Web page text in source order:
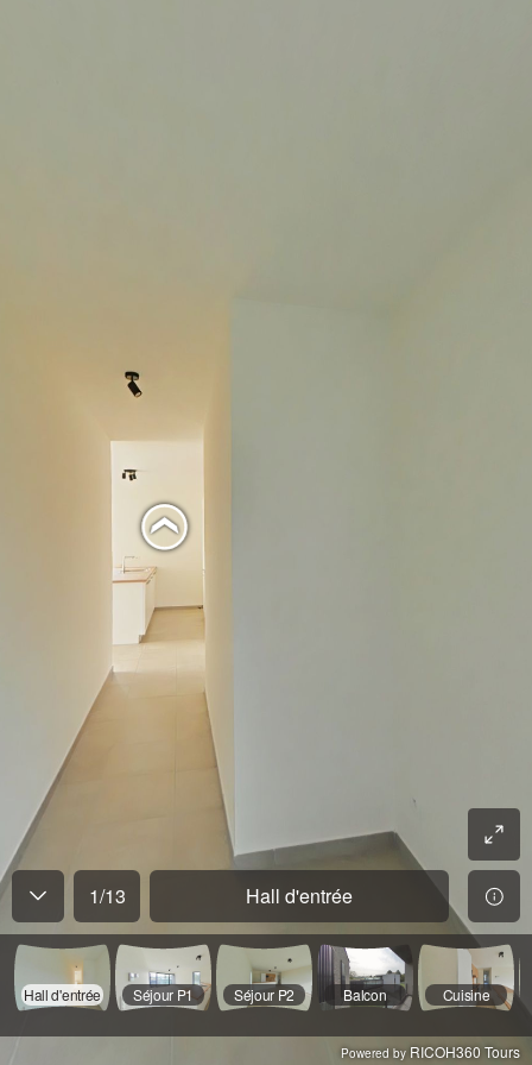
1/13 Hall d'entrée
Hall d'entrée Séjour P1 Séjour P2 Balcon Cuisine
Powered by RICOH360 Tours